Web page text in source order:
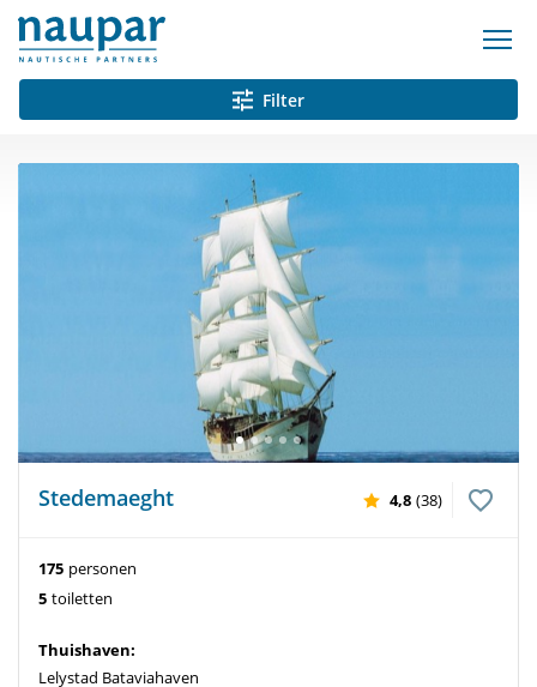
Filter
Stedemaeght 4,8 (38)
175 personen
5 toiletten
Thuishaven:
Lelystad Bataviahaven